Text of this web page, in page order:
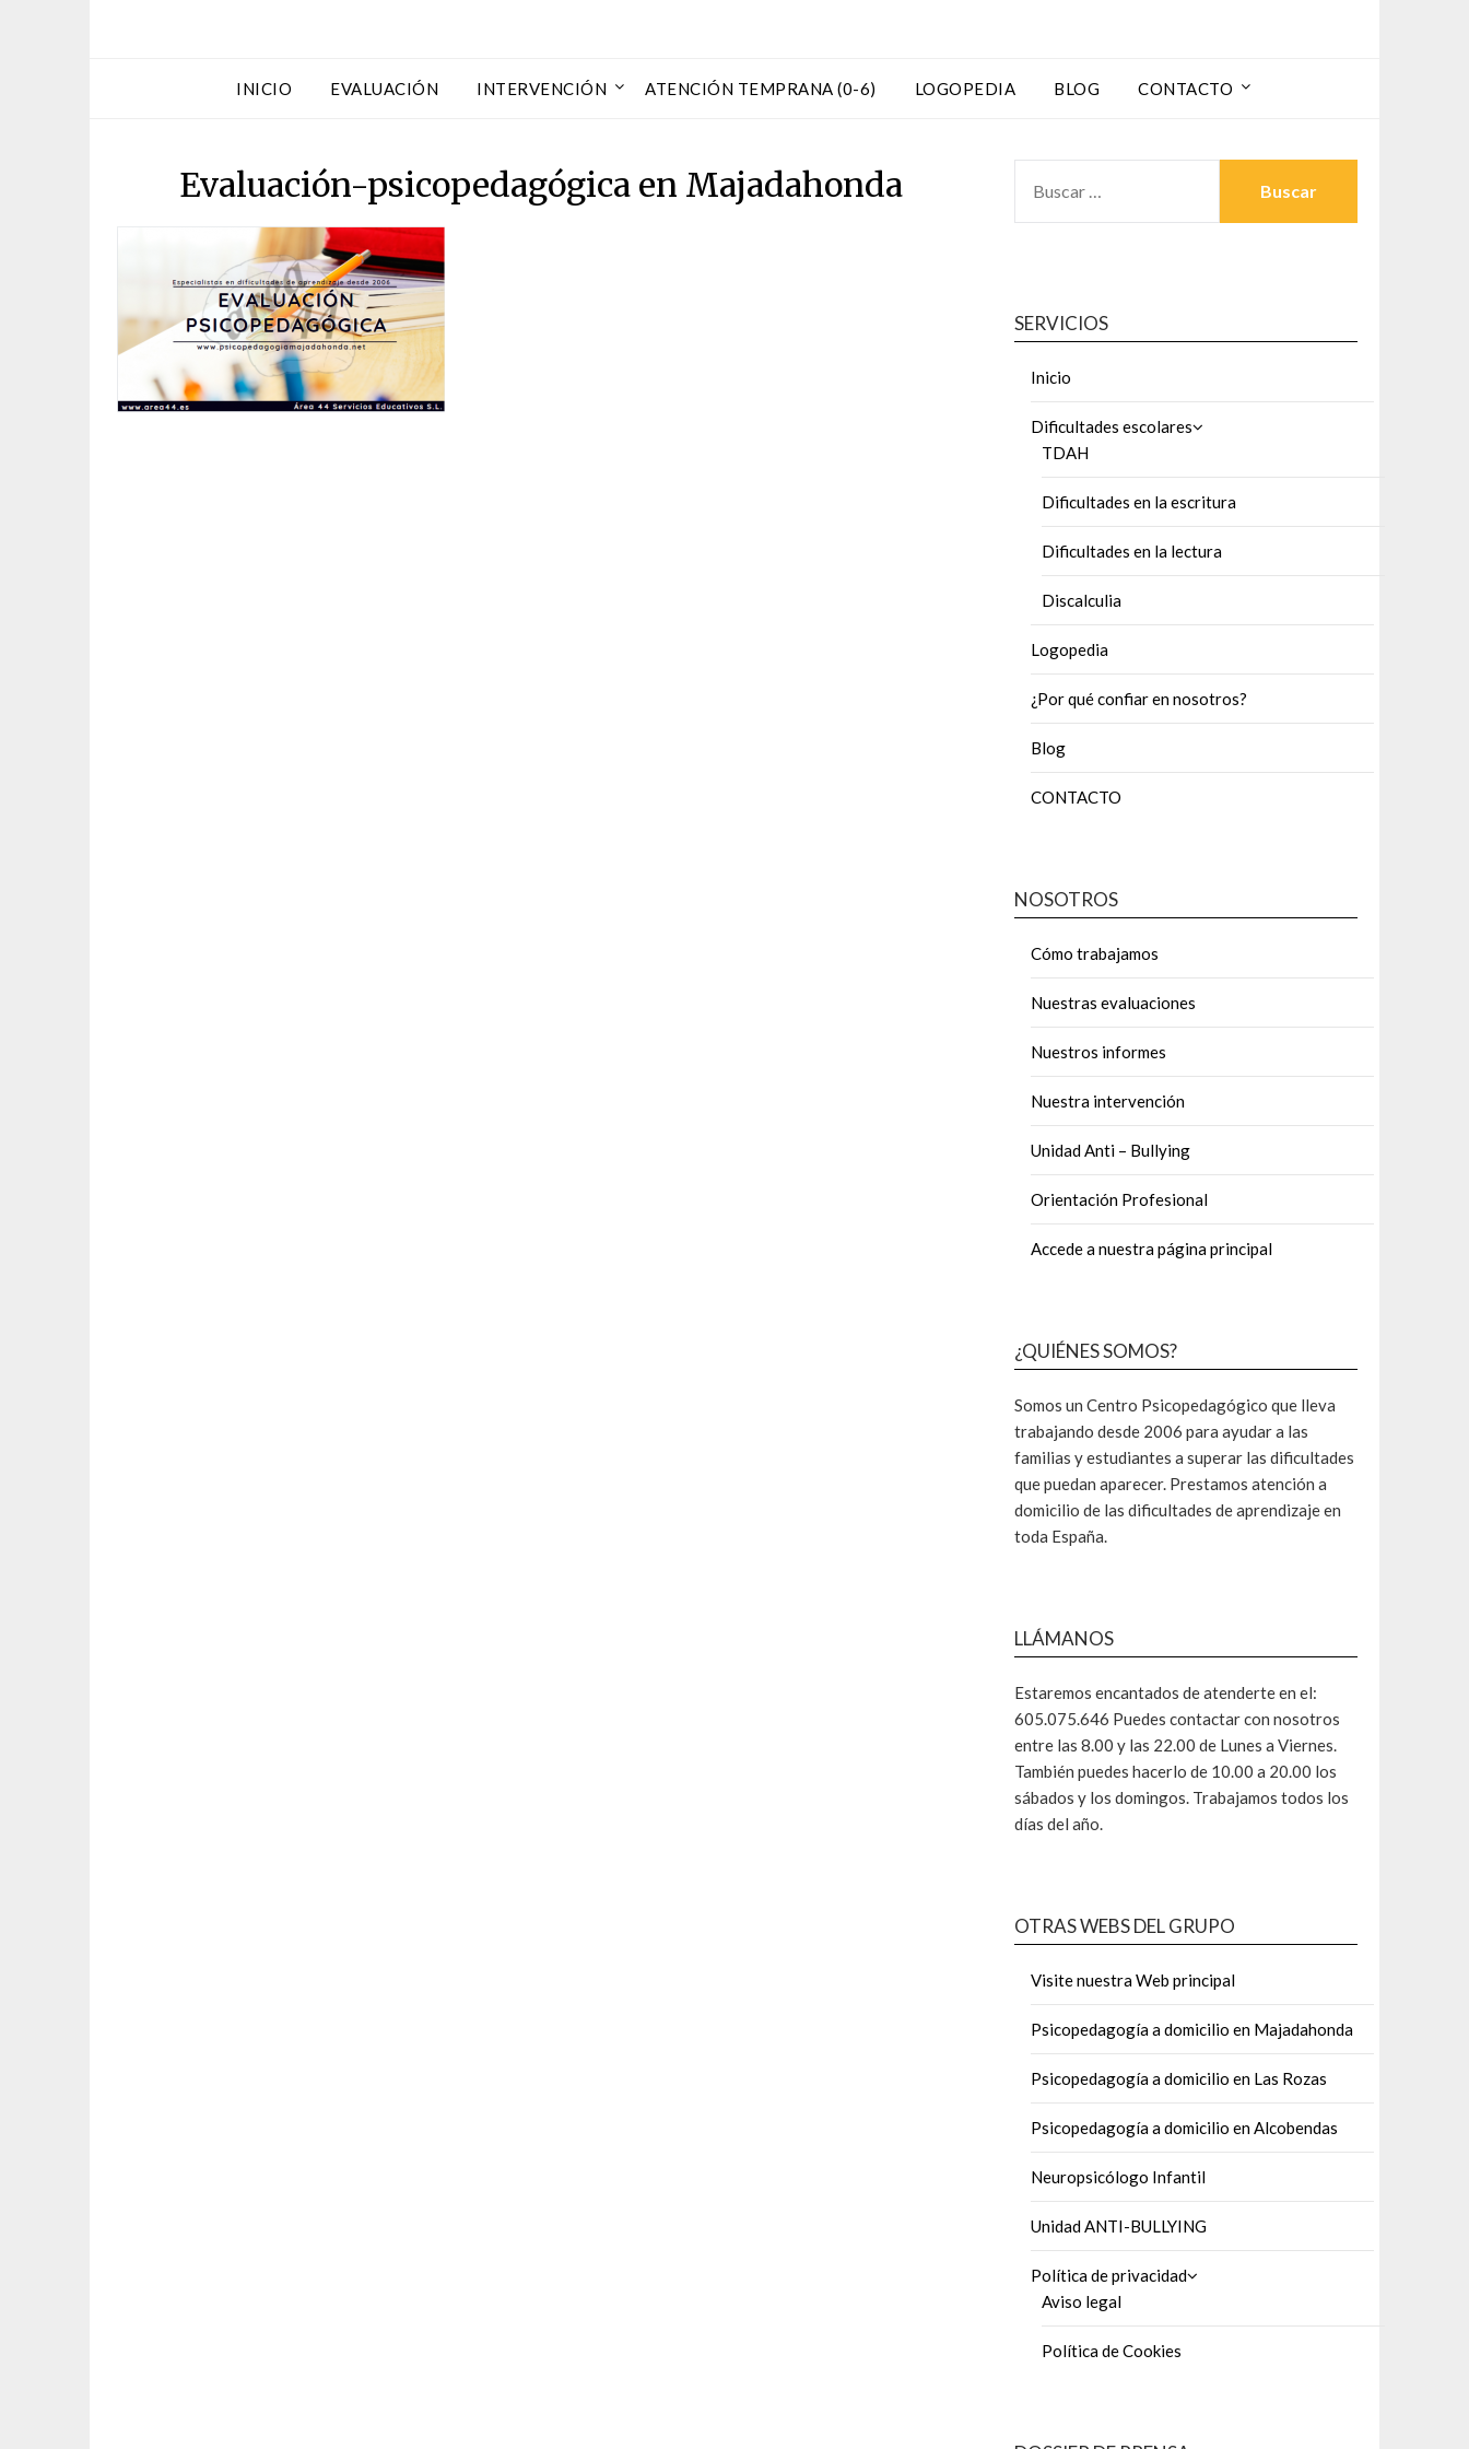
INICIO EVALUACIÓN INTERVENCIÓN ATENCIÓN TEMPRANA (0-6) LOGOPEDIA BLOG CONTACTO
Evaluación-psicopedagógica en Majadahonda
SERVICIOS
Inicio
Dificultades escolares
TDAH
Dificultades en la escritura
Dificultades en la lectura
Discalculia
Logopedia
¿Por qué confiar en nosotros?
Blog
CONTACTO
NOSOTROS
Cómo trabajamos
Nuestras evaluaciones
Nuestros informes
Nuestra intervención
Unidad Anti – Bullying
Orientación Profesional
Accede a nuestra página principal
¿QUIÉNES SOMOS?
Somos un Centro Psicopedagógico que lleva
trabajando desde 2006 para ayudar a las
familias y estudiantes a superar las dificultades
que puedan aparecer. Prestamos atención a
domicilio de las dificultades de aprendizaje en
toda España.
LLÁMANOS
Estaremos encantados de atenderte en el:
605.075.646 Puedes contactar con nosotros
entre las 8.00 y las 22.00 de Lunes a Viernes.
También puedes hacerlo de 10.00 a 20.00 los
sábados y los domingos. Trabajamos todos los
días del año.
OTRAS WEBS DEL GRUPO
Visite nuestra Web principal
Psicopedagogía a domicilio en Majadahonda
Psicopedagogía a domicilio en Las Rozas
Psicopedagogía a domicilio en Alcobendas
Neuropsicólogo Infantil
Unidad ANTI-BULLYING
Política de privacidad
Aviso legal
Política de Cookies